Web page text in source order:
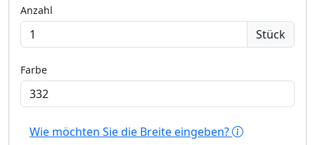
Anzahl
Stück
Farbe
Wie möchten Sie die Breite eingeben?